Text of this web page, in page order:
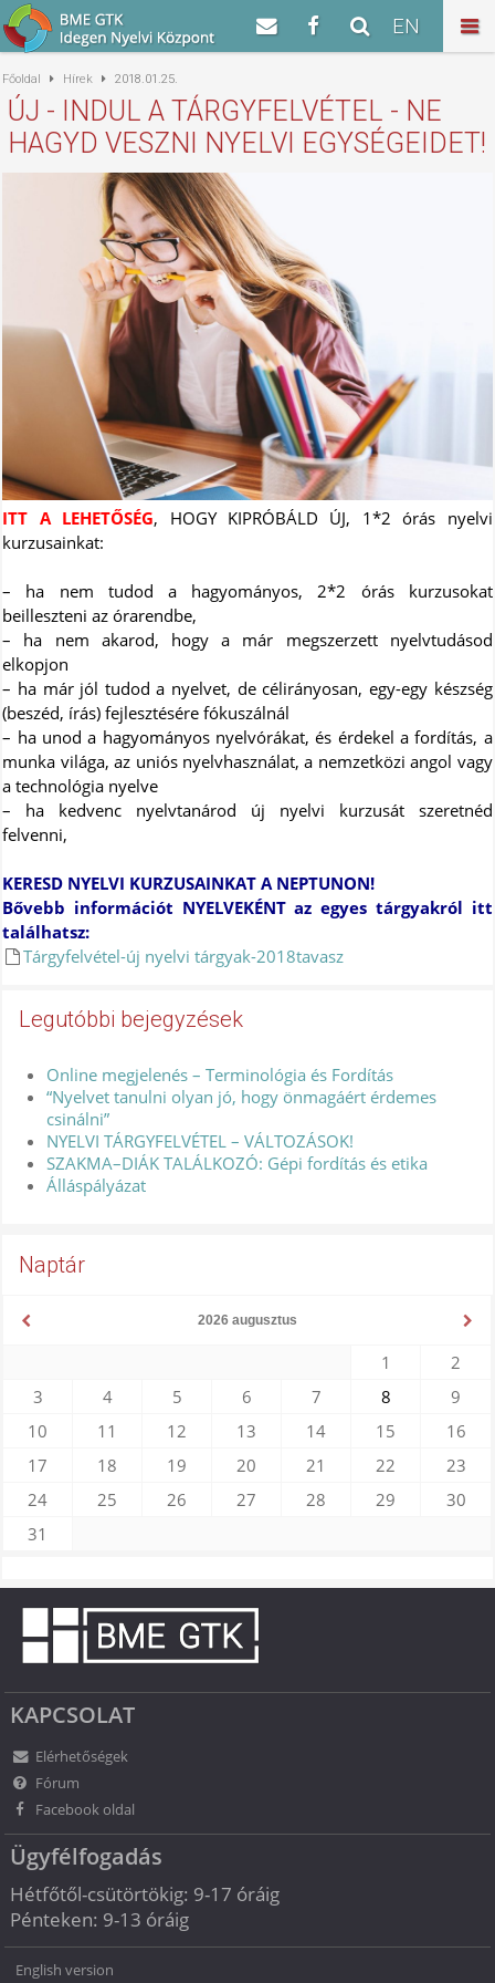
EN
Főoldal Hírek 2018.01.25.
ÚJ - INDUL A TÁRGYFELVÉTEL - NE
HAGYD VESZNI NYELVI EGYSÉGEIDET!
ITT A LEHETŐSÉG, HOGY KIPRÓBÁLD ÚJ, 1*2 órás nyelvi
kurzusainkat:
– ha nem tudod a hagyományos, 2*2 órás kurzusokat
beilleszteni az órarendbe,
– ha nem akarod, hogy a már megszerzett nyelvtudásod
elkopjon
– ha már jól tudod a nyelvet, de célirányosan, egy-egy készség
(beszéd, írás) fejlesztésére fókuszálnál
– ha unod a hagyományos nyelvórákat, és érdekel a fordítás, a
munka világa, az uniós nyelvhasználat, a nemzetközi angol vagy
a technológia nyelve
– ha kedvenc nyelvtanárod új nyelvi kurzusát szeretnéd
felvenni,
KERESD NYELVI KURZUSAINKAT A NEPTUNON!
Bővebb információt NYELVEKÉNT az egyes tárgyakról itt
találhatsz:
Tárgyfelvétel-új nyelvi tárgyak-2018tavasz
Legutóbbi bejegyzések
Online megjelenés – Terminológia és Fordítás
“Nyelvet tanulni olyan jó, hogy önmagáért érdemes
csinálni”
NYELVI TÁRGYFELVÉTEL – VÁLTOZÁSOK!
SZAKMA–DIÁK TALÁLKOZÓ: Gépi fordítás és etika
Álláspályázat
Naptár
2026 augusztus
1
2
3
4 5 6 7 8
9
10
11 12 13 14 15
16
17
18 19 20 21 22
23
24
25 26 27 28 29
30
31
KAPCSOLAT
Elérhetőségek
Fórum
Facebook oldal
Ügyfélfogadás
Hétfőtől-csütörtökig: 9-17 óráig
Pénteken: 9-13 óráig
English version